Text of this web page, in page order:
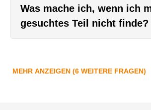
Was mache ich, wenn ich
gesuchtes Teil nicht finde?
MEHR ANZEIGEN (6 WEITERE FRAGEN)